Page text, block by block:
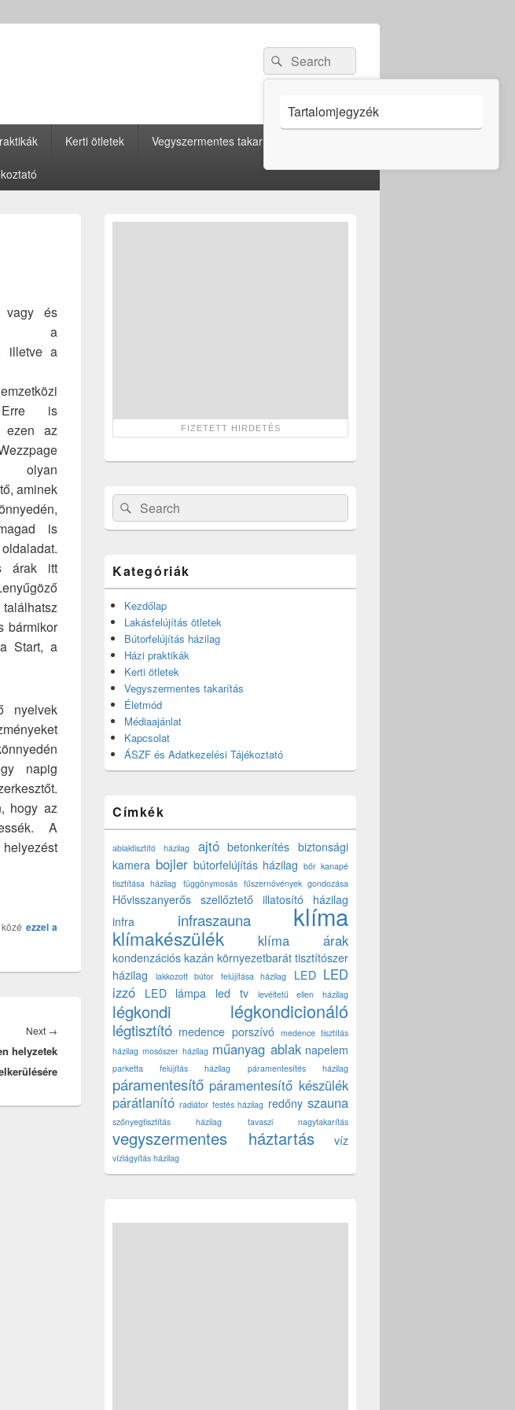
Search
for:
Search
Kerti ötletek Vegyszermentes takarítás
vagy és
a
illetve a
is
ezen az
aminek
is
árak itt
bármikor
Start, a
nyelvek
napig
hogy az
A
ezzel a
Next →
post:
helyzetek
Primary
Search
for:
Search
Kategóriák
Kezdőlap
Lakásfelújítás ötletek
Bútorfelújítás házilag
Házi praktikák
Kerti ötletek
Vegyszermentes takarítás
Életmód
Médiaajánlat
Kapcsolat
ÁSZF és Adatkezelési Tájékoztató
Címkék
ablaktisztító házilag ajtó betonkerítés biztonsági
kamera bojler bútorfelújítás házilag bőr kanapé
tisztítása házilag függönymosás fűszernövények gondozása
Hővisszanyerős szellőztető illatosító házilag
infra
infraszauna klíma
klímakészülék klíma árak
kondenzációs kazán környezetbarát tisztítószer
házilag
lakkozott bútor felújítása házilag LED LED
izzó
LED lámpa led tv levéltetű ellen házilag
légkondi légkondicionáló
légtisztító medence porszívó medence tisztítás
házilag mosószer házilag műanyag ablak napelem
parketta felújítás házilag páramentesítés házilag
páramentesítő páramentesítő készülék
párátlanító radiátor festés házilag redőny szauna
szőnyegtisztítás házilag tavaszi nagytakarítás
vegyszermentes háztartás víz
vízlágyítás házilag
Tartalomjegyzék